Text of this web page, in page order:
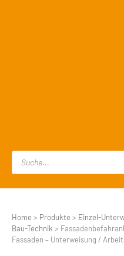
Home > Produkte > Einzel-
Bau-Technik >
Fassaden – Unterweisung /